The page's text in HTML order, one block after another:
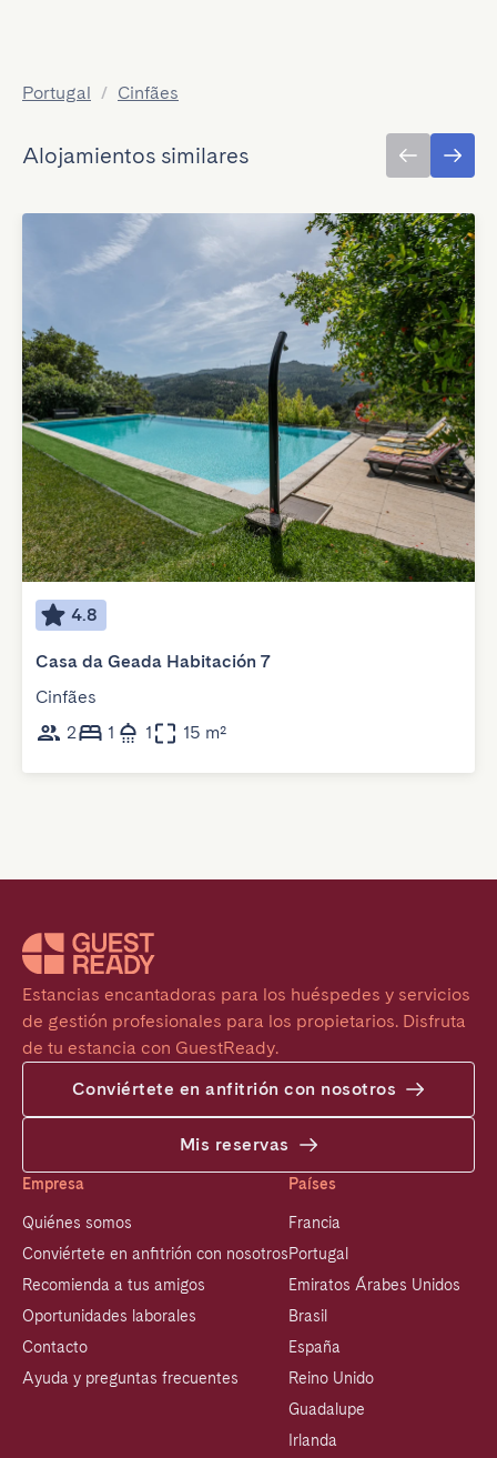
Portugal / Cinfães
Alojamientos similares
4.8
Casa da Geada Habitación 7
Cinfães
2
1 1 15 m²
Estancias encantadoras para los huéspedes y servicios
de gestión profesionales para los propietarios. Disfruta
de tu estancia con GuestReady.
Conviértete en anfitrión con nosotros
Mis reservas
Empresa
Quiénes somos
Conviértete en anfitrión con nosotros
Recomienda a tus amigos
Oportunidades laborales
Contacto
Ayuda y preguntas frecuentes
Países
Francia
Portugal
Emiratos Árabes Unidos
Brasil
España
Reino Unido
Guadalupe
Irlanda